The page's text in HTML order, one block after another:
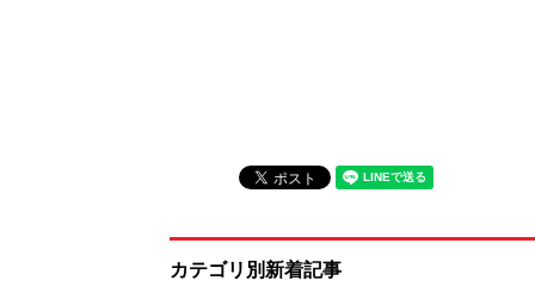
カテゴリ別新着記事